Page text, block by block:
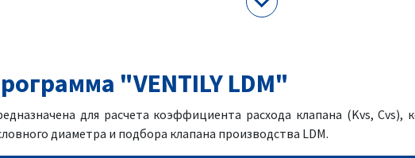
"VENTILY LDM"
для расчета коэффициента расхода клапана (Kvs,
диаметра и подбора клапана производства LDM.